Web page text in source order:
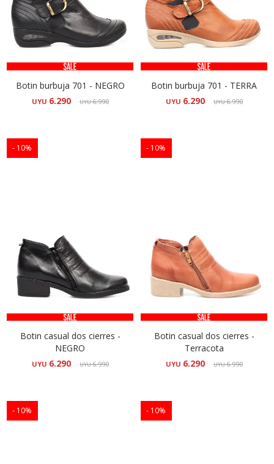
Botin burbuja 701 - NEGRO
UYU 6.290 UYU6.990
Botin burbuja 701 - TERRA
UYU 6.290 UYU6.990
10
Botin casual dos cierres -
NEGRO
UYU 6.290 UYU6.990
10
Botin casual dos cierres -
Terracota
UYU 6.290 UYU6.990
10 10